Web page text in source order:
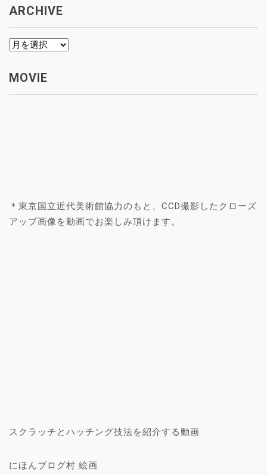
ゴ
ー
ARCHIVE
archive
MOVIE
＊東京国立近代美術館協力のもと、CCD撮影したクローズ
アップ画像を動画でお楽しみ頂けます。
スクラッチとハッチング技法を紹介する動画
にほんブログ村 絵画